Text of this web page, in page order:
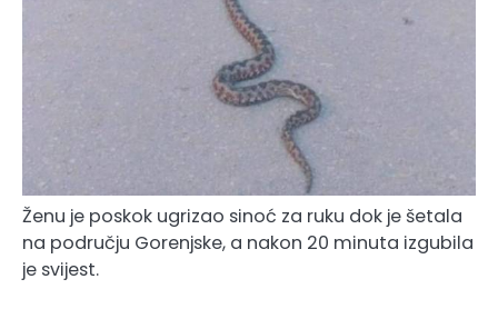
Ženu je poskok ugrizao sinoć za ruku dok je šetala
na području Gorenjske, a nakon 20 minuta izgubila
je svijest.